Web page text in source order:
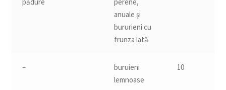
anuale şi
bururieni cu
frunza lată
–
buruieni
lemnoase
10